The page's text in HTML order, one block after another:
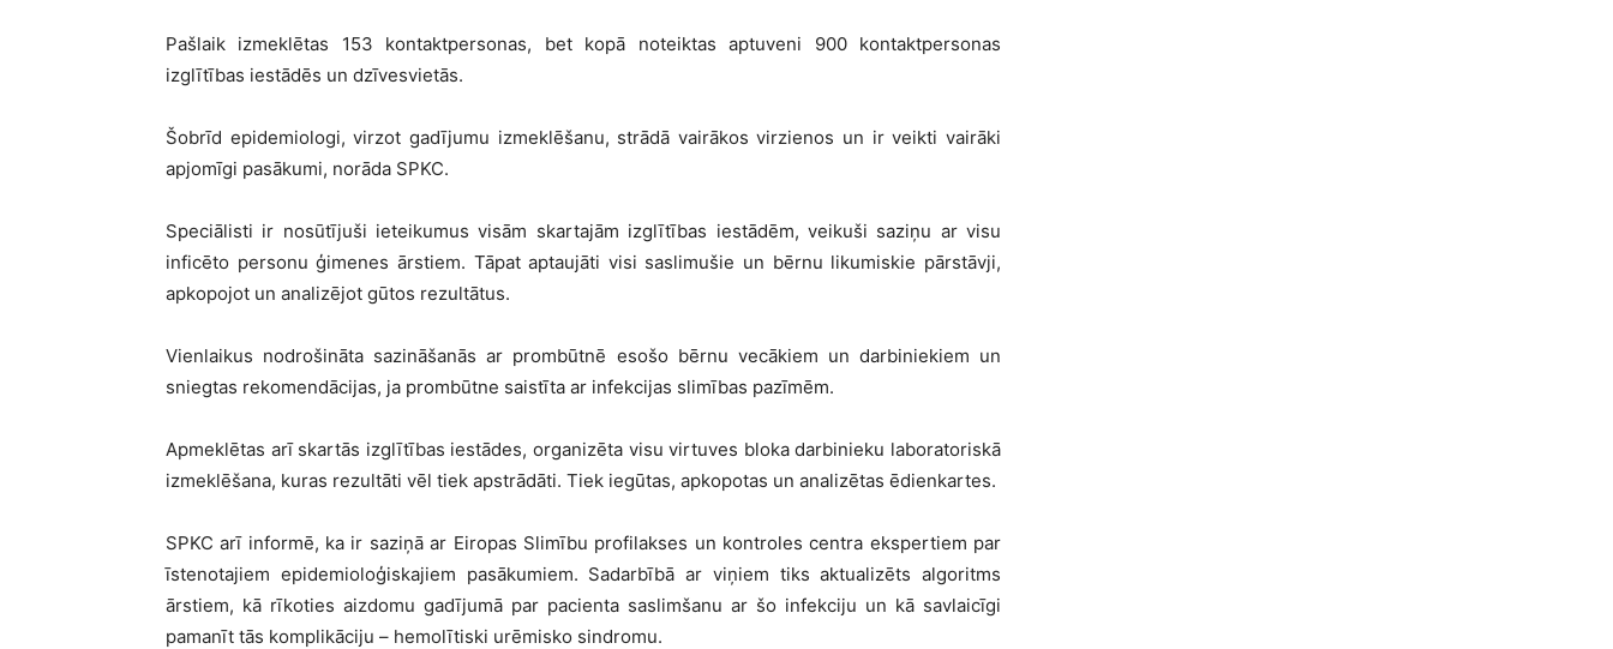
Pašlaik izmeklētas 153 kontaktpersonas, bet kopā noteiktas aptuveni 900 kontaktpersonas
izglītības iestādēs un dzīvesvietās.
Šobrīd epidemiologi, virzot gadījumu izmeklēšanu, strādā vairākos virzienos un ir veikti vairāki
apjomīgi pasākumi, norāda SPKC.
Speciālisti ir nosūtījuši ieteikumus visām skartajām izglītības iestādēm, veikuši saziņu ar visu
inficēto personu ģimenes ārstiem. Tāpat aptaujāti visi saslimušie un bērnu likumiskie pārstāvji,
apkopojot un analizējot gūtos rezultātus.
Vienlaikus nodrošināta sazināšanās ar prombūtnē esošo bērnu vecākiem un darbiniekiem un
sniegtas rekomendācijas, ja prombūtne saistīta ar infekcijas slimības pazīmēm.
Apmeklētas arī skartās izglītības iestādes, organizēta visu virtuves bloka darbinieku laboratoriskā
izmeklēšana, kuras rezultāti vēl tiek apstrādāti. Tiek iegūtas, apkopotas un analizētas ēdienkartes.
SPKC arī informē, ka ir saziņā ar Eiropas Slimību profilakses un kontroles centra ekspertiem par
īstenotajiem epidemioloģiskajiem pasākumiem. Sadarbībā ar viņiem tiks aktualizēts algoritms
ārstiem, kā rīkoties aizdomu gadījumā par pacienta saslimšanu ar šo infekciju un kā savlaicīgi
pamanīt tās komplikāciju – hemolītiski urēmisko sindromu.